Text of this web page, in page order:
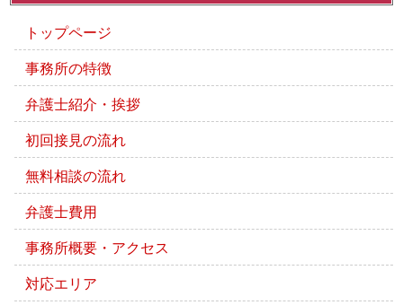
トップページ
事務所の特徴
弁護士紹介・挨拶
初回接見の流れ
無料相談の流れ
弁護士費用
事務所概要・アクセス
対応エリア